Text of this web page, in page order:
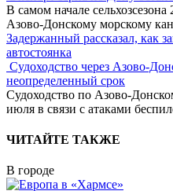
В самом начале
Азово-Донскому морскому
Задержанный рассказал, как
автостоянка
Судоходство через Азово-
неопределенный срок
Судоходство по Азово-
июля в связи с атаками
ЧИТАЙТЕ ТАКЖЕ
В городе